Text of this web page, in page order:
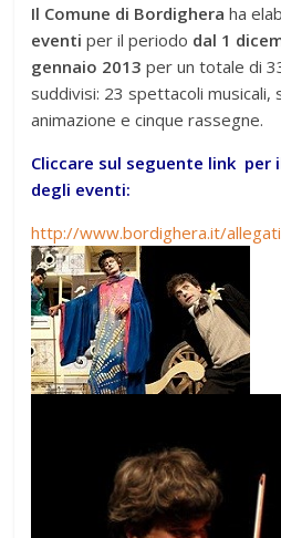
Il Comune di Bordighera ha
eventi per il periodo dal 1
gennaio 2013per un totale di
suddivisi: 23 spettacoli
animazione e cinque rassegne.
Cliccare sul seguente link per
degli eventi:
http://www.bordighera.it/